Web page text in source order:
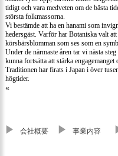
tidigt och vara medveten om de bästa
största folkmassorna.
Vi bestämde att ha en hanami som
hedersgäst. Varför har Botaniska valt
körsbärsblomman som ses som en
Under de närmaste åren tar vi nästa
kunna fortsätta att stärka
Traditionen har firats i Japan i över
högtider.
«
会社概要 事業内容